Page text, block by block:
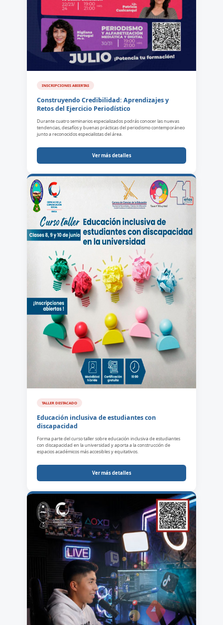
INSCRIPCIONES ABIERTAS
Construyendo Credibilidad: Aprendizajes y
Retos del Ejercicio Periodístico
Durante cuatro seminarios especializados podrás conocer las nuevas
tendencias, desafíos y buenas prácticas del periodismo contemporáneo
junto a reconocidos especialistas del área.
Ver más detalles
TALLER DESTACADO
Educación inclusiva de estudiantes con
discapacidad
Forma parte del curso taller sobre educación inclusiva de estudiantes
con discapacidad en la universidad y aporta a la construcción de
espacios académicos más accesibles y equitativos.
Ver más detalles